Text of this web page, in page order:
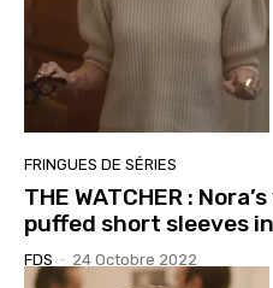
FRINGUES DE SÉRIES
THE WATCHER :
puffed short sleeves in
FDS - 24 Octobre 2022